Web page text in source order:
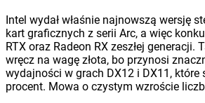
Intel wydał właśnie najnowszą wersję
kart graficznych z serii Arc, a więc
RTX oraz Radeon RX zeszłej generacji.
wręcz na wagę złota, bo przynosi
wydajności w grach DX12 i DX11, które
procent. Mowa o czystym wzroście